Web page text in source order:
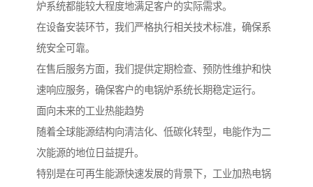
炉系统都能较大程度地满足客户的实际需求。
在设备安装环节，我们严格执行相关技术标准，确保系
统安全可靠。
在售后服务方面，我们提供定期检查、预防性维护和快
速响应服务，确保客户的电锅炉系统长期稳定运行。
面向未来的工业热能趋势
随着全球能源结构向清洁化、低碳化转型，电能作为二
次能源的地位日益提升。
特别是在可再生能源快速发展的背景下，工业加热电锅